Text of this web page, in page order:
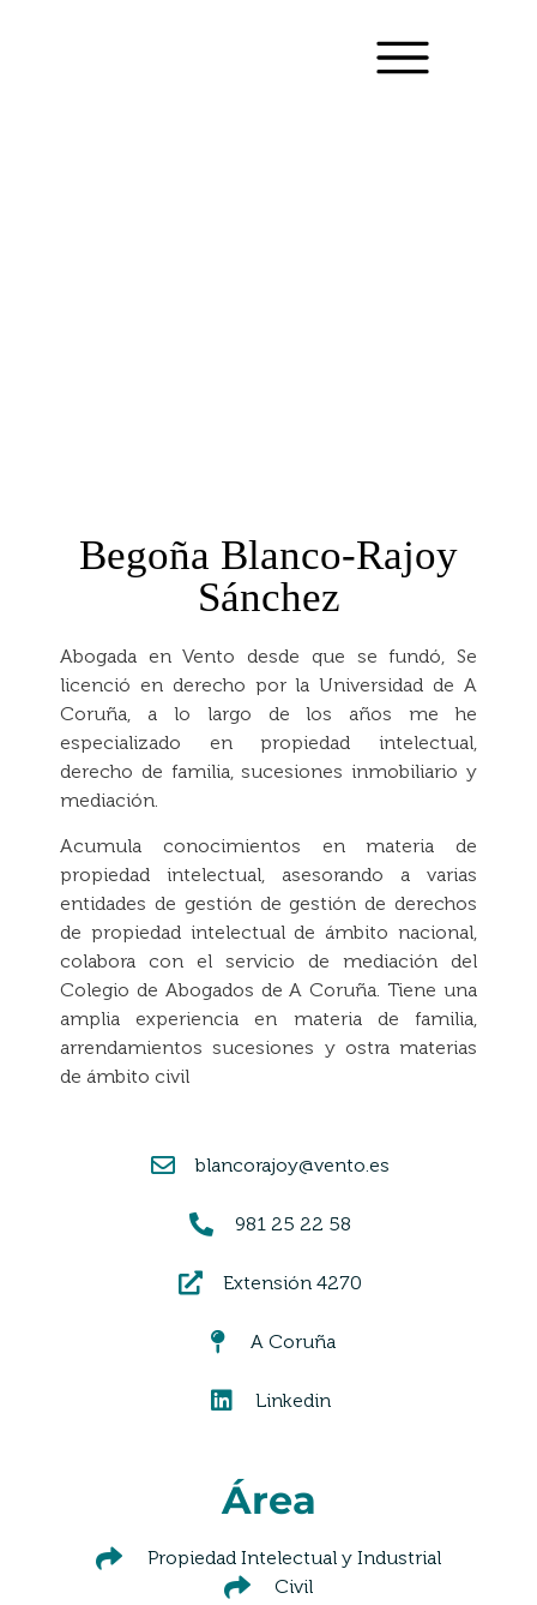
Begoña Blanco-Rajoy
Sánchez
Abogada en Vento desde que se fundó, Se
licenció en derecho por la Universidad de A
Coruña, a lo largo de los años me he
especializado en propiedad intelectual,
derecho de familia, sucesiones inmobiliario y
mediación.
Acumula conocimientos en materia de
propiedad intelectual, asesorando a varias
entidades de gestión de gestión de derechos
de propiedad intelectual de ámbito nacional,
colabora con el servicio de mediación del
Colegio de Abogados de A Coruña. Tiene una
amplia experiencia en materia de familia,
arrendamientos sucesiones y ostra materias
de ámbito civil
blancorajoy@vento.es
981 25 22 58
Extensión 4270
A Coruña
Linkedin
Área
Propiedad Intelectual y Industrial
Civil